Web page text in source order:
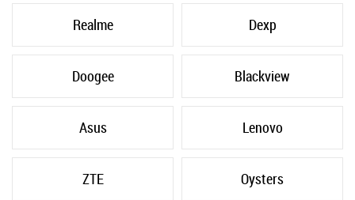
Realme Dexp
Doogee Blackview
Asus Lenovo
ZTE Oysters